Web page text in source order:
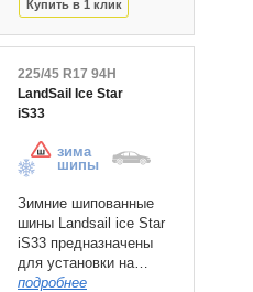
225/45 R17 94H
LandSail Ice Star
iS33
зима
шипы
Зимние шипованные
шины Landsail ice Star
iS33 предназначены
для установки на…
подробнее